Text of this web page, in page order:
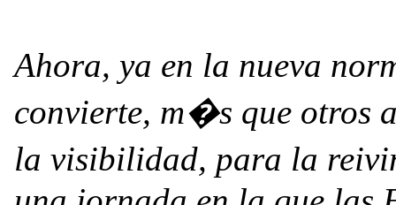
Ahora, ya en la nueva
convierte, m�s que otros
la visibilidad, para la